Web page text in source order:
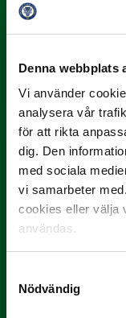
Denna webbplats
Vi använder
analysera vår
för att rikta
dig. Den
med sociala
vi samarbeter
cookies eller välja
användas.
Nödvändig
Rösta på
Yttrar gör…
Rösta på